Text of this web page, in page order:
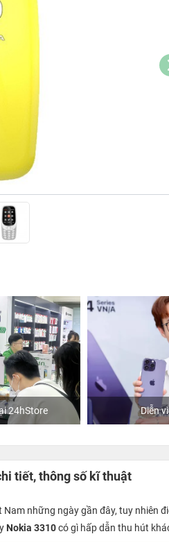
viên Huỳnh Lập
tiết, thông số kĩ thuật
những ngày gần đây, tuy nhiên
Nokia 3310có gì hấp dẫn thu hút